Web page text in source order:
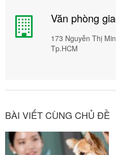
Văn phòng
173 Nguyễn Thị
Tp.HCM
BÀI VIẾT CÙNG CHỦ ĐỀ